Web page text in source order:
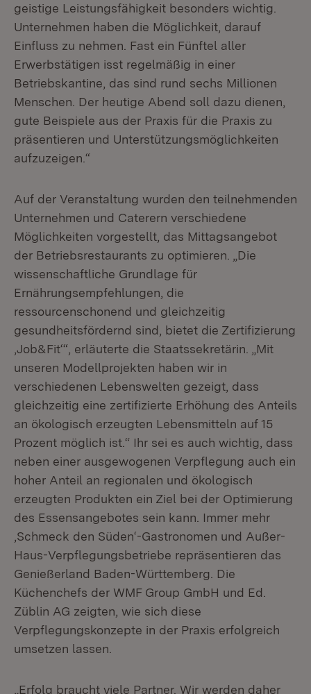
geistige Leistungsfähigkeit besonders wichtig.
Unternehmen haben die Möglichkeit, darauf
Einfluss zu nehmen. Fast ein Fünftel aller
Erwerbstätigen isst regelmäßig in einer
Betriebskantine, das sind rund sechs Millionen
Menschen. Der heutige Abend soll dazu dienen,
gute Beispiele aus der Praxis für die Praxis zu
präsentieren und Unterstützungsmöglichkeiten
aufzuzeigen.“
Auf der Veranstaltung wurden den teilnehmenden
Unternehmen und Caterern verschiedene
Möglichkeiten vorgestellt, das Mittagsangebot
der Betriebsrestaurants zu optimieren. „Die
wissenschaftliche Grundlage für
Ernährungsempfehlungen, die
ressourcenschonend und gleichzeitig
gesundheitsfördernd sind, bietet die Zertifizierung
‚Job&Fit‘“, erläuterte die Staatssekretärin. „Mit
unseren Modellprojekten haben wir in
verschiedenen Lebenswelten gezeigt, dass
gleichzeitig eine zertifizierte Erhöhung des Anteils
an ökologisch erzeugten Lebensmitteln auf 15
Prozent möglich ist.“ Ihr sei es auch wichtig, dass
neben einer ausgewogenen Verpflegung auch ein
hoher Anteil an regionalen und ökologisch
erzeugten Produkten ein Ziel bei der Optimierung
des Essensangebotes sein kann. Immer mehr
‚Schmeck den Süden‘-Gastronomen und Außer-
Haus-Verpflegungsbetriebe repräsentieren das
Genießerland Baden-Württemberg. Die
Küchenchefs der WMF Group GmbH und Ed.
Züblin AG zeigten, wie sich diese
Verpflegungskonzepte in der Praxis erfolgreich
umsetzen lassen.
„Erfolg braucht viele Partner. Wir werden daher